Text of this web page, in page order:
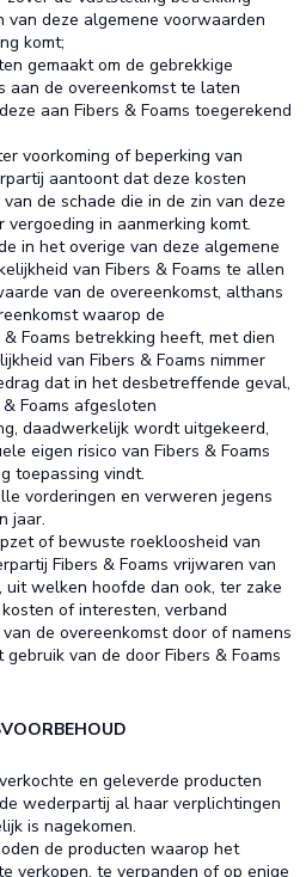
van deze algemene voorwaarden
komt;
gemaakt om de gebrekkige
aan de overeenkomst te laten
aan Fibers & Foams toegerekend
voorkoming of beperking van
aantoont dat deze kosten
de schade die in de zin van deze
in aanmerking komt.
in het overige van deze algemene
van Fibers & Foams te allen
van de overeenkomst, althans
waarop de
Foams betrekking heeft, met dien
van Fibers & Foams nimmer
dat in het desbetreffende geval,
Foams afgesloten
daadwerkelijk wordt uitgekeerd,
eigen risico van Fibers & Foams
toepassing vindt.
vorderingen en verweren jegens
jaar.
of bewuste roekloosheid van
Fibers & Foams vrijwaren van
uit welken hoofde dan ook, ter zake
of interesten, verband
de overeenkomst door of namens
van de door Fibers & Foams
en geleverde producten
wederpartij al haar verplichtingen
is nagekomen.
de producten waarop het
verkopen, te verpanden of op enige